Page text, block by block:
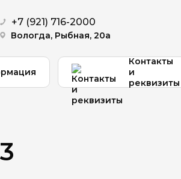
+7 (921) 716-2000
Вологда, Рыбная, 20а
Контакты
и
реквизиты